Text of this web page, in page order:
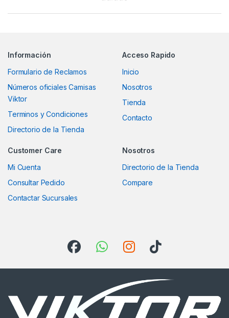
Información
Formulario de Reclamos
Números oficiales Camisas
Viktor
Terminos y Condiciones
Directorio de la Tienda
Acceso Rapido
Inicio
Nosotros
Tienda
Contacto
Customer Care
Mi Cuenta
Consultar Pedido
Contactar Sucursales
Nosotros
Directorio de la Tienda
Compare